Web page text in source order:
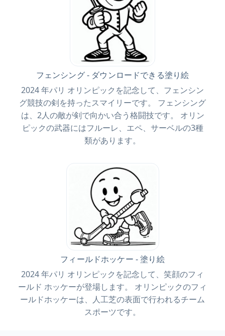
フェンシング - ダウンロードできる塗り絵
2024 年パリ オリンピックを記念して、フェンシン
グ競技の剣を持ったスマイリーです。 フェンシング
は、2人の敵が剣で向かい合う格闘技です。 オリン
ピックの武器にはフルーレ、エペ、サーベルの3種
類があります。
フィールドホッケー - 塗り絵
2024 年パリ オリンピックを記念して、笑顔のフィ
ールド ホッケーが登場します。 オリンピックのフィ
ールドホッケーは、人工芝の表面で行われるチーム
スポーツです。